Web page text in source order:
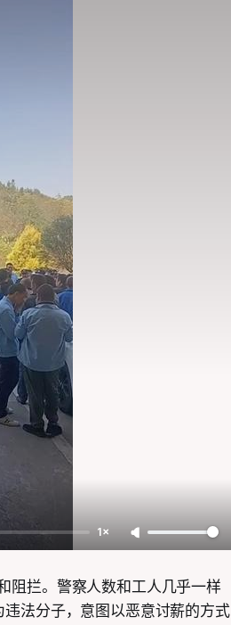
1×
阻拦。警察人数和工人几乎一样
法分子，意图以恶意讨薪的方式